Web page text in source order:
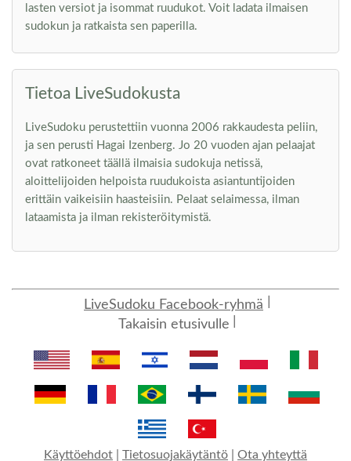
lasten versiot ja isommat ruudukot. Voit ladata ilmaisen
sudokun ja ratkaista sen paperilla.
Tietoa LiveSudokusta
LiveSudoku perustettiin vuonna 2006 rakkaudesta peliin,
ja sen perusti Hagai Izenberg. Jo 20 vuoden ajan pelaajat
ovat ratkoneet täällä ilmaisia sudokuja netissä,
aloittelijoiden helpoista ruudukoista asiantuntijoiden
erittäin vaikeisiin haasteisiin. Pelaat selaimessa, ilman
lataamista ja ilman rekisteröitymistä.
LiveSudoku Facebook-ryhmä
Takaisin etusivulle
Käyttöehdot Tietosuojakäytäntö Ota yhteyttä